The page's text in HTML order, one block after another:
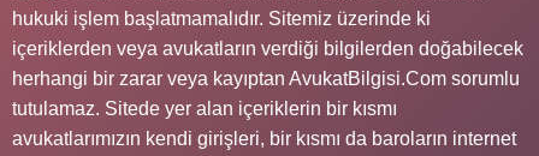
hukuki işlem başlatmamalıdır. Sitemiz üzerinde ki
içeriklerden veya avukatların verdiği bilgilerden doğabilecek
herhangi bir zarar veya kayıptan AvukatBilgisi.Com sorumlu
tutulamaz. Sitede yer alan içeriklerin bir kısmı
avukatlarımızın kendi girişleri, bir kısmı da baroların internet